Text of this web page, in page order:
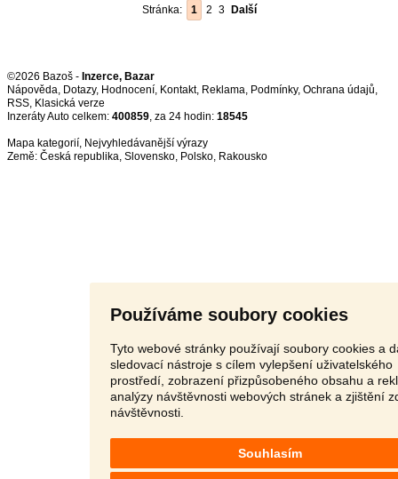
Používáme soubory cookies
Tyto webové stránky používají soubory cookies a
sledovací nástroje s cílem vylepšení uživatelského
prostředí, zobrazení přizpůsobeného obsahu a
analýzy návštěvnosti webových stránek a zjištění
návštěvnosti.
Souhlasím
Stránka: 1 2 3 Další
©2026 Bazoš - Inzerce, Bazar
Nápověda, Dotazy, Hodnocení, Kontakt, Reklama, Podmínky, Ochrana údajů,
RSS,
Inzeráty Auto celkem: 400859, za 24 hodin: 18545
Mapa kategorií, Nejvyhledávanější výrazy
Země: Česká republika, Slovensko, Polsko, Rakousko